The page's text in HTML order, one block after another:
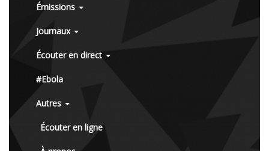
Émissions
Journaux
Écouter en direct
#Ebola
Autres
Écouter en ligne